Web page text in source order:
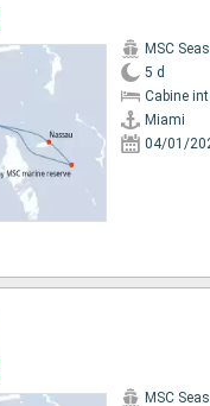
MSC
5 d
Cabine
Miami
04/01/
MSC